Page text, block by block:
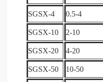
SGSX-4 0.5-4
SGSX-10 2-10
SGSX-20 4-20
SGSX-50 10-50